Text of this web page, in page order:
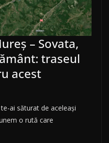
– Sovata,
traseul
acest
ai săturat de aceleași
o rută care